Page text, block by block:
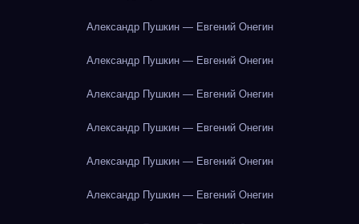
Александр Пушкин — Евгений Онегин
Александр Пушкин — Евгений Онегин
Александр Пушкин — Евгений Онегин
Александр Пушкин — Евгений Онегин
Александр Пушкин — Евгений Онегин
Александр Пушкин — Евгений Онегин